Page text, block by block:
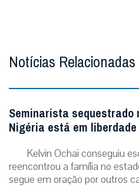
Notícias Relacionadas
Seminarista
Nigéria está em liberdade
Kelvin Ochai conseguiu
reencontrou a família no
segue em oração por outros